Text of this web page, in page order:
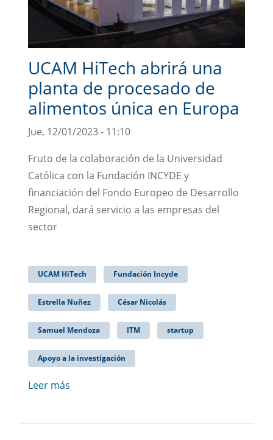
UCAM HiTech abrirá una
planta de procesado de
alimentos única en Europa
Jue, 12/01/2023 - 11:10
Fruto de la colaboración de la Universidad
Católica con la Fundación INCYDE y
financiación del Fondo Europeo de Desarrollo
Regional, dará servicio a las empresas del
sector
UCAM HiTech Fundación Incyde
Estrella Nuñez César Nicolás
Samuel Mendoza ITM startup
Apoyo a la investigación
Leer más